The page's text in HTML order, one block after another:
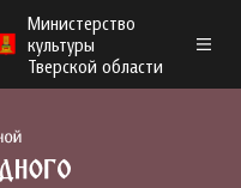
Министерство
культуры
Тверской области